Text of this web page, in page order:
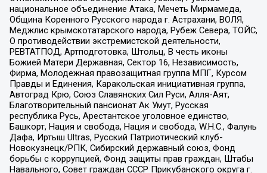
национальное объединение Атака, Мечеть Мирмамеда,
Община Коренного Русского народа г. Астрахани, ВОЛЯ,
Меджлис крымскотатарского народа, Рубеж Севера, ТОЙС,
О противодействии экстремистской деятельности,
РЕВТАТПОД, Артподготовка, Штольц, В честь иконы
Божией Матери Державная, Сектор 16, Независимость,
Фирма, Молодежная правозащитная группа МПГ, Курсом
Правды и Единения, Каракольская инициативная группа,
Автоград Крю, Союз Славянских Сил Руси, Алля-Аят,
Благотворительный пансионат Ак Умут, Русская
республика Русь, Арестантское уголовное единство,
Башкорт, Нация и свобода, Нация и свобода, W.H.С., Фалунь
Дафа, Иртыш Ultras, Русский Патриотический клуб-
Новокузнецк/РПК, Сибирский державный союз, Фонд
борьбы с коррупцией, Фонд защиты прав граждан, Штабы
Навального, Совет граждан СССР Прикубанского округа г.